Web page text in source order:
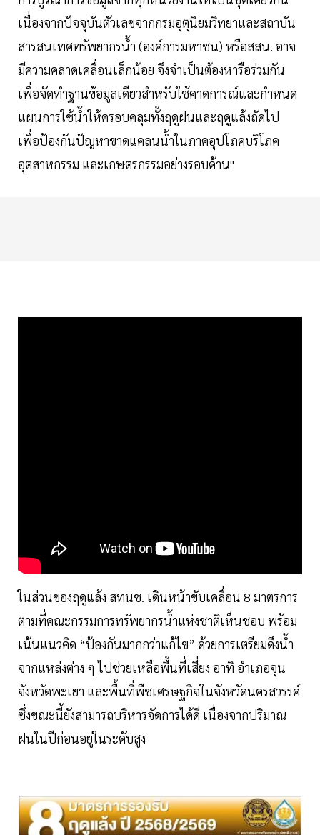
เนื่องจากปัจจุบันตัวเลขจากกรมอุตุนิยมวิทยาและสถาบัน
สารสนเทศทรัพยากรน้ำ (องค์การมหาชน) หรือสสน. อาจ
มีความคลาดเคลื่อนเล็กน้อย จึงจำเป็นต้องหารือร่วมกัน
เพื่อจัดทำฐานข้อมูลเดียวสำหรับใช้คาดการณ์และกำหนด
แผนการใช้น้ำให้ครอบคลุมทั้งฤดูฝนและฤดูแล้งถัดไป
เพื่อป้องกันปัญหาขาดแคลนน้ำในภาคอุปโภคบริโภค
อุตสาหกรรม และเกษตรกรรมอย่างรอบด้าน"
ในส่วนของฤดูแล้ง สทนช. เดินหน้าขับเคลื่อน 8 มาตรการ
ตามที่คณะกรรมการทรัพยากรน้ำแห่งชาติเห็นชอบ พร้อม
เน้นแนวคิด “ป้องกันมากกว่าแก้ไข” ด้วยการเตรียมดึงน้ำ
จากแหล่งต่าง ๆ ไปช่วยเหลือพื้นที่เสี่ยง อาทิ อำเภอจุน
จังหวัดพะเยา และพื้นที่พืชเศรษฐกิจในจังหวัดนครสวรรค์
ซึ่งขณะนี้ยังสามารถบริหารจัดการได้ดี เนื่องจากปริมาณ
ฝนในปีก่อนอยู่ในระดับสูง